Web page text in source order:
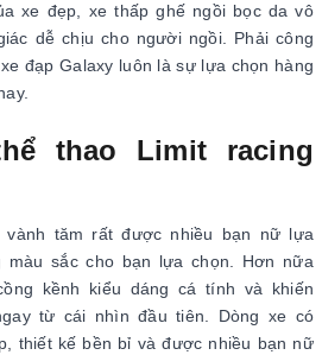
xe đẹp, xe thấp ghế ngồi bọc da vô
dễ chịu cho người ngồi. Phải công
đạp Galaxy luôn là sự lựa chọn hàng
thao Limit racing
vành tăm rất được nhiều bạn nữ lựa
màu sắc cho bạn lựa chọn. Hơn nữa
kềnh kiểu dáng cá tính và khiến
từ cái nhìn đầu tiên. Dòng xe có
thiết kế bền bỉ và được nhiều bạn nữ